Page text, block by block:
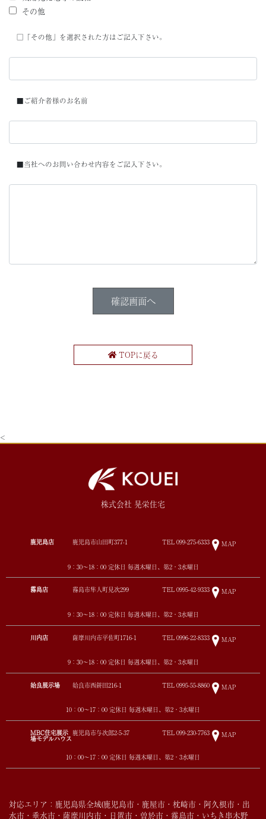
その他
□「その他」を選択された方はご記入下さい。
■ご紹介者様のお名前
■当社へのお問い合わせ内容をご記入下さい。
TOPに戻る
<
株式会社 晃栄住宅
鹿児島店 鹿児島市山田町377-1 TEL 099-275-6333 MAP
9：30～18：00 定休日 毎週木曜日、第2・3水曜日
霧島店 霧島市隼人町見次299 TEL 0995-42-9333 MAP
9：30～18：00 定休日 毎週木曜日、第2・3水曜日
川内店 薩摩川内市平佐町1716-1 TEL 0996-22-8333 MAP
9：30～18：00 定休日 毎週木曜日、第2・3水曜日
姶良展示場 姶良市西餅田216-1 TEL 0995-55-8860 MAP
10：00～17：00 定休日 毎週木曜日、第2・3水曜日
MBC住宅展示
場モデルハウス
鹿児島市与次郎2-5-37 TEL 099-230-7763 MAP
10：00～17：00 定休日 毎週木曜日、第2・3水曜日
対応エリア：鹿児島県全域(鹿児島市・鹿屋市・枕崎市・阿久根市・出
水市・垂水市・薩摩川内市・日置市・曽於市・霧島市・いちき串木野